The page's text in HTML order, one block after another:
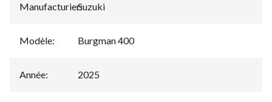
Manufacturier:
Suzuki
Modèle: Burgman 400
Année: 2025